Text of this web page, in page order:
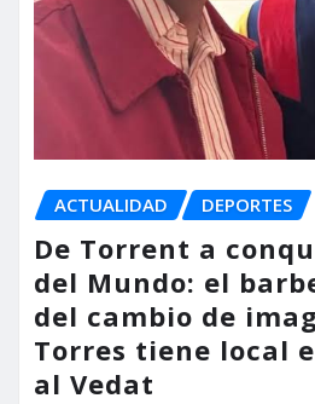
ACTUALIDAD DEPORTES
De Torrent a
del Mundo: el
del cambio de
Torres tiene local
al Vedat